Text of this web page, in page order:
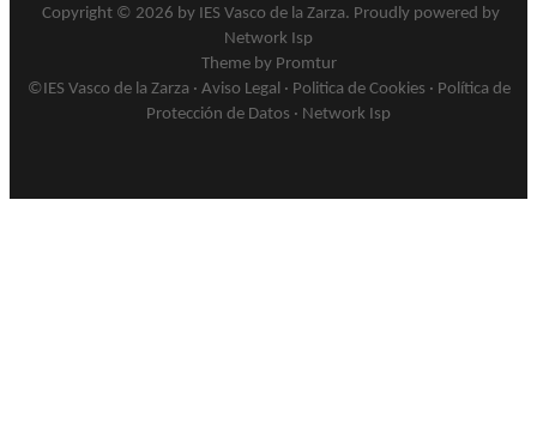
Copyright © 2026 by IES Vasco de la Zarza. Proudly powered by
Network Isp
Theme by Promtur
©IES Vasco de la Zarza · Aviso Legal· Politica de Cookies · Política de
Protección de Datos · Network Isp